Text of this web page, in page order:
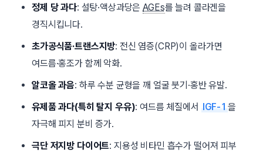
정제 당 과다: 설탕·액상과당은AGEs를 늘려 콜라겐을
경직시킵니다.
초가공식품·트랜스지방: 전신 염증(CRP)이 올라가면
여드름·홍조가 함께 악화.
알코올 과음: 하루 수분 균형을 깨 얼굴 붓기·홍반 유발.
유제품 과다(특히 탈지 우유): 여드름 체질에서 IGF-1 을
자극해 피지 분비 증가.
극단 저지방 다이어트: 지용성 비타민 흡수가 떨어져 피부